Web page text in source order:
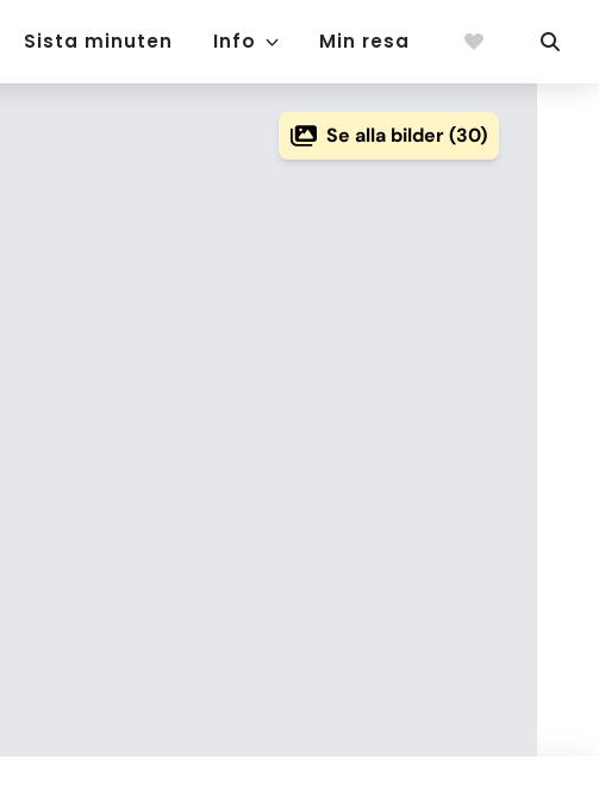
Sista minuten Info Min resa
Se alla bilder (30)